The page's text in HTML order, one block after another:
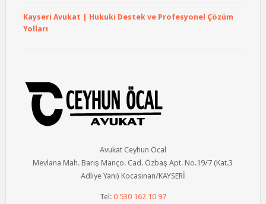
Kayseri Avukat | Hukuki Destek ve Profesyonel Çözüm
Yolları
Avukat Ceyhun Öcal
Mevlana Mah. Barış Manço. Cad. Özbaş Apt. No.19/7 (Kat.3
Adliye Yanı) Kocasinan/KAYSERİ
Tel: 0 530 162 10 97